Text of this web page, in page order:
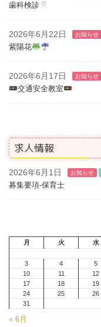
歯科検診
2026年6月22日 お知らせ
紫陽花
2026年6月17日 お知らせ
交通安全教室
求人情報
2026年6月1日 お知らせ
募集要項-保育士
月 火 水
3
4 5
10
11 12
17
18 19
24
25 26
31
« 6月